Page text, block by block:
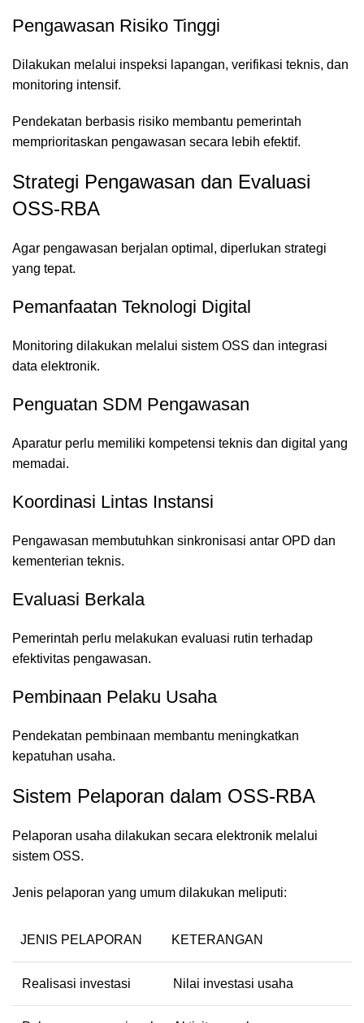
Pengawasan Risiko Tinggi
Dilakukan melalui inspeksi lapangan, verifikasi teknis, dan
monitoring intensif.
Pendekatan berbasis risiko membantu pemerintah
memprioritaskan pengawasan secara lebih efektif.
Strategi Pengawasan dan Evaluasi
OSS-RBA
Agar pengawasan berjalan optimal, diperlukan strategi
yang tepat.
Pemanfaatan Teknologi Digital
Monitoring dilakukan melalui sistem OSS dan integrasi
data elektronik.
Penguatan SDM Pengawasan
Aparatur perlu memiliki kompetensi teknis dan digital yang
memadai.
Koordinasi Lintas Instansi
Pengawasan membutuhkan sinkronisasi antar OPD dan
kementerian teknis.
Evaluasi Berkala
Pemerintah perlu melakukan evaluasi rutin terhadap
efektivitas pengawasan.
Pembinaan Pelaku Usaha
Pendekatan pembinaan membantu meningkatkan
kepatuhan usaha.
Sistem Pelaporan dalam OSS-RBA
Pelaporan usaha dilakukan secara elektronik melalui
sistem OSS.
Jenis pelaporan yang umum dilakukan meliputi:
JENIS PELAPORAN KETERANGAN
Realisasi investasi Nilai investasi usaha